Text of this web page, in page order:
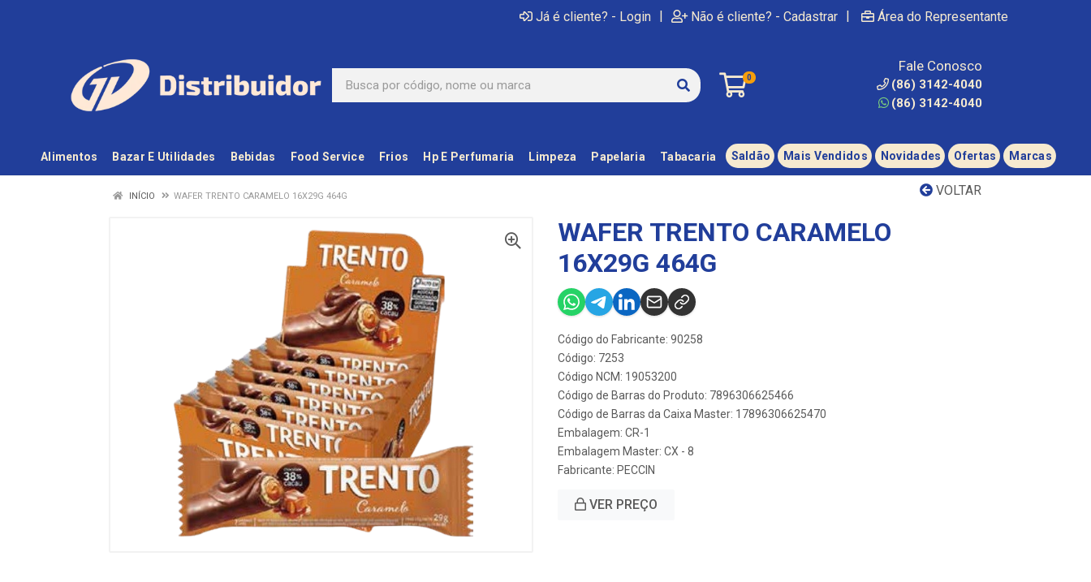
Já é cliente? - Login | Não é cliente? - Cadastrar | Área do Representante
0
Fale Conosco
(86) 3142-4040
(86) 3142-4040
Alimentos Bazar E Utilidades Bebidas Food Service Frios Hp E Perfumaria Limpeza Papelaria Tabacaria Saldão Mais Vendidos Novidades Ofertas Marcas
VOLTAR
INÍCIO WAFER TRENTO CARAMELO 16X29G 464G
WAFER TRENTO CARAMELO
16X29G 464G
Código do Fabricante: 90258
Código: 7253
Código NCM: 19053200
Código de Barras do Produto: 7896306625466
Código de Barras da Caixa Master: 17896306625470
Embalagem: CR-1
Embalagem Master: CX - 8
Fabricante: PECCIN
VER PREÇO